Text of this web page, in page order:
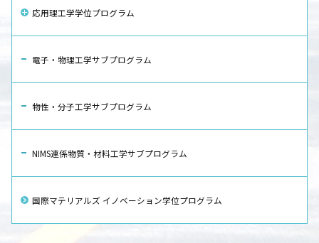
応用理工学学位プログラム
電子・物理工学サブプログラム
物性・分子工学サブプログラム
NIMS連係物質・材料工学サブプログラム
国際マテリアルズ イノベーション学位プログラム